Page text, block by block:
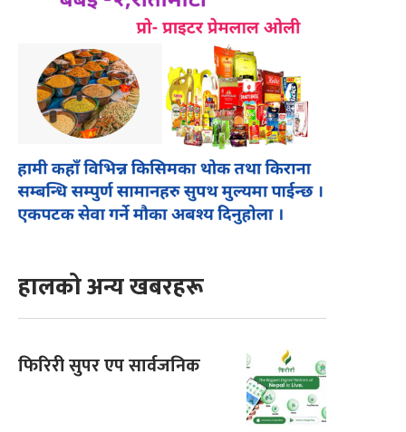
हालको अन्य खबरहरू
फिरिरी सुपर एप सार्वजनिक